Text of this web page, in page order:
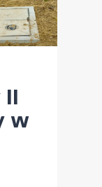
II
w